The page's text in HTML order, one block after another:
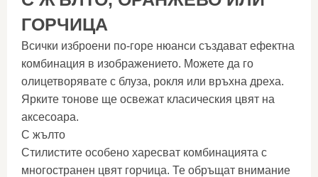
ГОРЧИЦА
Всички изброени по-горе нюанси създават ефектна
комбинация в изображението. Можете да го
олицетворявате с блуза, рокля или връхна дреха.
Ярките тонове ще освежат класическия цвят на
аксесоара.
С жълто
Стилистите особено харесват комбинацията с
многостранен цвят горчица. Те обръщат внимание